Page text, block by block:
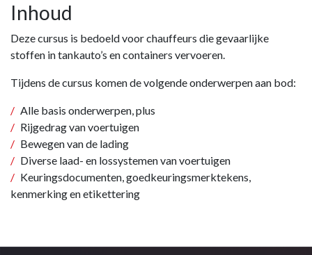
Inhoud
Deze cursus is bedoeld voor chauffeurs die gevaarlijke
stoffen in tankauto’s en containers vervoeren.
Tijdens de cursus komen de volgende onderwerpen aan bod:
Alle basis onderwerpen, plus
Rijgedrag van voertuigen
Bewegen van de lading
Diverse laad- en lossystemen van voertuigen
Keuringsdocumenten, goedkeuringsmerktekens,
kenmerking en etikettering